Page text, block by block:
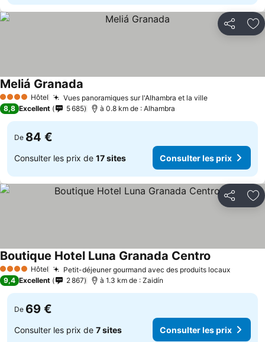
Partager
4 Étoiles Hôtel Vues panoramiques sur l'Alhambra et la ville
Meliá Granada
8,8 Excellent 5 685 à 0.8 km de : Alhambra
De 84 €
Consulter les prix de 17 sites Consulter les prix
Partager
4 Étoiles Hôtel Petit-déjeuner gourmand avec des produits locaux
Boutique Hotel Luna Granada Centro
9,4 Excellent 2 867 à 1.3 km de : Zaidín
De 69 €
Consulter les prix de 7 sites Consulter les prix